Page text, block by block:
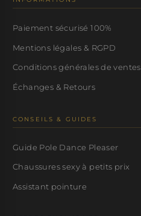
Paiement sécurisé 100%
Mentions légales & RGPD
Conditions générales de ventes
Échanges & Retours
CONSEILS & GUIDES
Guide Pole Dance Pleaser
Chaussures sexy à petits prix
Assistant pointure